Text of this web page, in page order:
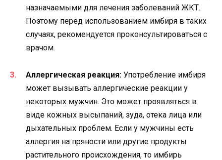
назначаемыми для лечения заболеваний ЖКТ.
Поэтому перед использованием имбиря в таких
случаях, рекомендуется проконсультироваться с
врачом.
Аллергическая реакция: Употребление имбиря
может вызывать аллергические реакции у
некоторых мужчин. Это может проявляться в
виде кожных высыпаний, зуда, отека лица или
дыхательных проблем. Если у мужчины есть
аллергия на пряности или другие продукты
растительного происхождения, то имбирь